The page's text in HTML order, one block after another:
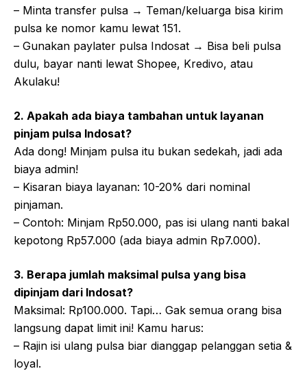
– Minta transfer pulsa → Teman/keluarga bisa kirim
pulsa ke nomor kamu lewat 151.
– Gunakan paylater pulsa Indosat → Bisa beli pulsa
dulu, bayar nanti lewat Shopee, Kredivo, atau
Akulaku!
2. Apakah ada biaya tambahan untuk layanan
pinjam pulsa Indosat?
Ada dong! Minjam pulsa itu bukan sedekah, jadi ada
biaya admin!
– Kisaran biaya layanan: 10-20% dari nominal
pinjaman.
– Contoh: Minjam Rp50.000, pas isi ulang nanti bakal
kepotong Rp57.000 (ada biaya admin Rp7.000).
3. Berapa jumlah maksimal pulsa yang bisa
dipinjam dari Indosat?
Maksimal: Rp100.000. Tapi… Gak semua orang bisa
langsung dapat limit ini! Kamu harus:
– Rajin isi ulang pulsa biar dianggap pelanggan setia &
loyal.